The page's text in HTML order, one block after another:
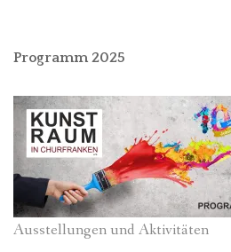
Programm 2025
Ausstellungen und Aktivitäten